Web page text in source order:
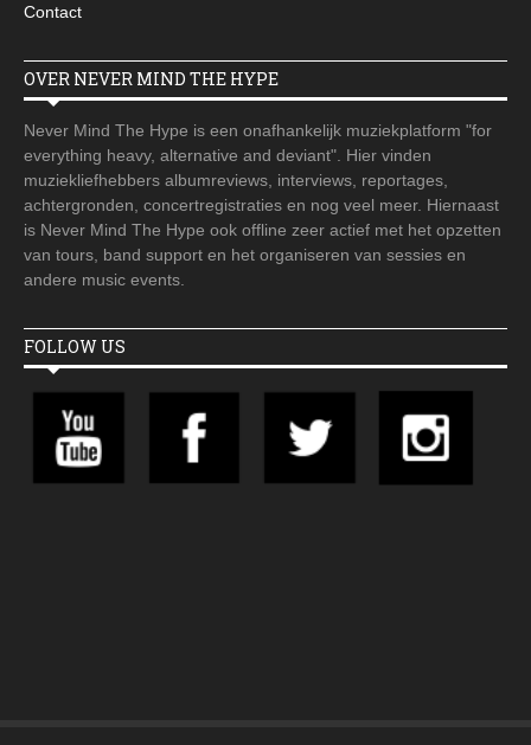
Contact
OVER NEVER MIND THE HYPE
Never Mind The Hype is een onafhankelijk muziekplatform "for
everything heavy, alternative and deviant". Hier vinden
muziekliefhebbers albumreviews, interviews, reportages,
achtergronden, concertregistraties en nog veel meer. Hiernaast
is Never Mind The Hype ook offline zeer actief met het opzetten
van tours, band support en het organiseren van sessies en
andere music events.
FOLLOW US